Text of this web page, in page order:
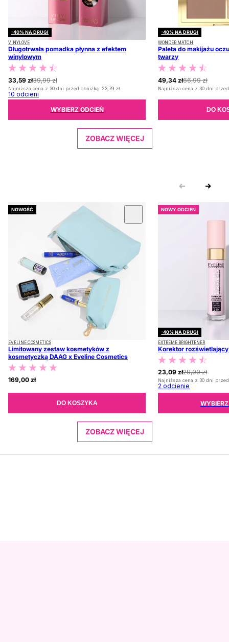
-40% NA DRUGI
VINYLOVE
Długotrwała pomadka płynna z efektem
winylowym
39,99 zł
33,59 zł
Najniższa cena z 30 dni przed obniżką: 23,79 zł
10 odcieni
WYBIERZ ODCIEŃ
-40% NA DRUGI
WONDER MATCH
Paleta do makijażu
twarzy
66,99 zł
49,34 zł
Najniższa cena z 30 dni
DO
ZOBACZ WIĘCEJ
NOWOŚĆ
EVELINE COSMETICS
Limitowany zestaw kosmetyków z
kosmetyczką DAAG x Eveline Cosmetics
169,00 zł
DO KOSZYKA
NOWY ODCIEŃ
-40% NA DRUGI
EXTREME BRIGHTENER
Korektor
29,99 zł
23,09 zł
Najniższa cena z 30 dni
2 odcienie
ZOBACZ WIĘCEJ